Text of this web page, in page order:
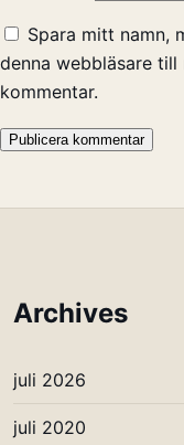
Spara mitt namn,
denna webbläsare
kommentar.
Archives
juli 2026
juli 2020